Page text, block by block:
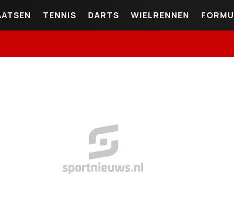
TENNIS DARTS WIELRENNEN